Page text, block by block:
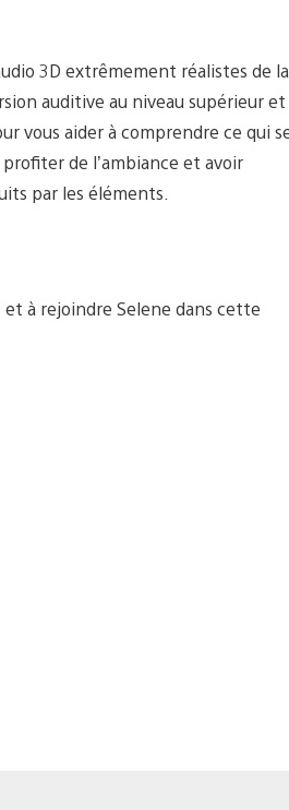
3D extrêmement réalistes de la
auditive au niveau supérieur et
vous aider à comprendre ce qui
de l’ambiance et avoir
par les éléments.
à rejoindre Selene dans cette